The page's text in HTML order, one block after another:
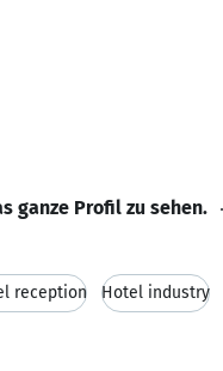
ganze Profil zu sehen.
reception Hotel industry